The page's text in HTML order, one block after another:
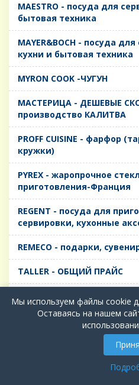
MAESTRO - посуда для
бытовая техника
MAYER&BOCH - посуда
кухни и бытовая техника
MYRON COOK -ЧУГУН
MАСТЕРИЦА - ДЕШЕВЫЕ
производство КАЛИТВА
PROFF CUISINE - фарфор
кружки)
PYREX - жаропрочное
приготовления-Франция
REGENT - посуда для
сервировки, кухонные
REMECO - подарки,
TALLER - ОБЩИЙ ПРАЙС
TIMA - посуда для
кухонные аксессуары
БИОСТАЛЬ - ТЕРМОСА
Мы используем файлы cookie
Оставаясь на нашем